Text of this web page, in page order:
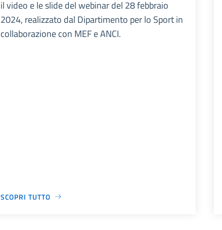
il video e le slide del webinar del 28 febbraio
2024, realizzato dal Dipartimento per lo Sport in
collaborazione con MEF e ANCI.
SCOPRI TUTTO